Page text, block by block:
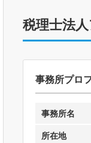
税理士法
事務所プロ
事務所名
所在地